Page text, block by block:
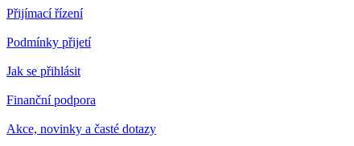
Přijímací řízení
Podmínky přijetí
Jak se přihlásit
Finanční podpora
Akce, novinky a časté dotazy